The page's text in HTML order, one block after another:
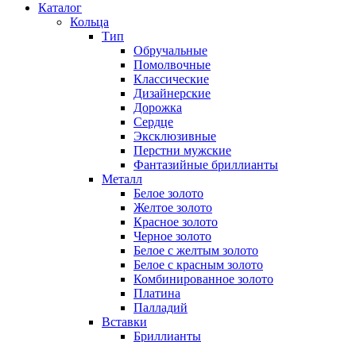
Каталог
Кольца
Тип
Обручальные
Помолвочные
Классические
Дизайнерские
Дорожка
Сердце
Эксклюзивные
Перстни мужские
Фантазийные бриллианты
Металл
Белое золото
Желтое золото
Красное золото
Черное золото
Белое с желтым золото
Белое с красным золото
Комбинированное золото
Платина
Палладий
Вставки
Бриллианты